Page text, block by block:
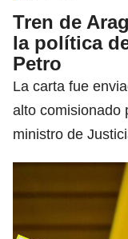
Tren de
la política
Petro
La carta fue
alto comisionado
ministro de